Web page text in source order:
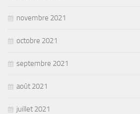
novembre 2021
octobre 2021
septembre 2021
août 2021
juillet 2021